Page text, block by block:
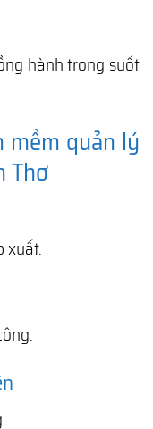
hành trong suốt
mềm quản lý
Thơ
xuất.